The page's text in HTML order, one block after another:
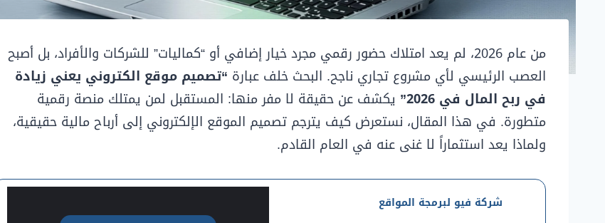
من عام 2026، لم يعد امتلاك حضور رقمي مجرد خيار إضافي أو “كماليات” للشركات والأفراد، بل أصبح
العصب الرئيسي لأي مشروع تجاري ناجح. البحث خلف عبارة “تصميم موقع الكتروني يعني زيادة
في ربح المال في 2026”
يكشف عن حقيقة لا مفر منها: المستقبل لمن يمتلك منصة رقمية
متطورة. في هذا المقال، نستعرض كيف يترجم تصميم الموقع الإلكتروني إلى أرباح مالية حقيقية،
ولماذا يعد استثماراً لا غنى عنه في العام القادم.
شركة فيو لبرمجة المواقع